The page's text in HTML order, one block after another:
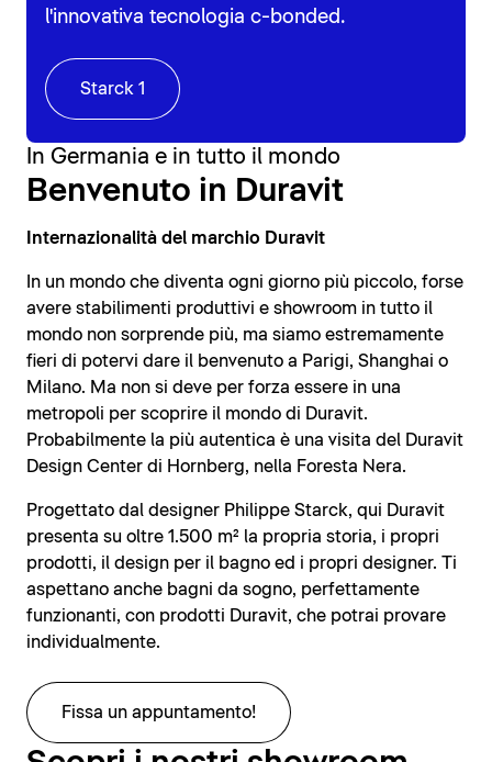
l'innovativa tecnologia c-bonded.
Starck 1
In Germania e in tutto il mondo
Benvenuto in Duravit
Internazionalità del marchio Duravit
In un mondo che diventa ogni giorno più piccolo, forse
avere stabilimenti produttivi e showroom in tutto il
mondo non sorprende più, ma siamo estremamente
fieri di potervi dare il benvenuto a Parigi, Shanghai o
Milano. Ma non si deve per forza essere in una
metropoli per scoprire il mondo di Duravit.
Probabilmente la più autentica è una visita del Duravit
Design Center di Hornberg, nella Foresta Nera.
Progettato dal designer Philippe Starck, qui Duravit
presenta su oltre 1.500 m² la propria storia, i propri
prodotti, il design per il bagno ed i propri designer. Ti
aspettano anche bagni da sogno, perfettamente
funzionanti, con prodotti Duravit, che potrai provare
individualmente.
Fissa un appuntamento!